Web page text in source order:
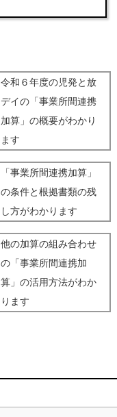
令和６年度の児発と放
デイの「事業所間連携
加算」の概要がわかり
ます
「事業所間連携加算」
の条件と根拠書類の残
し方がわかります
他の加算の組み合わせ
の「事業所間連携加
算」の活用方法がわか
ります